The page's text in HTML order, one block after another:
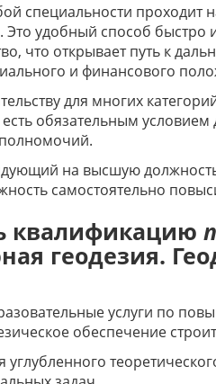
специальности проходит
удобный способ быстро
что открывает путь к
и финансового
для многих
обязательным
на высшую
самостоятельно
квалификацию
геодезия.
услуги по
обеспечение